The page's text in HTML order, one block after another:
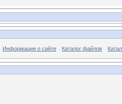
Информация о сайте Каталог файлов